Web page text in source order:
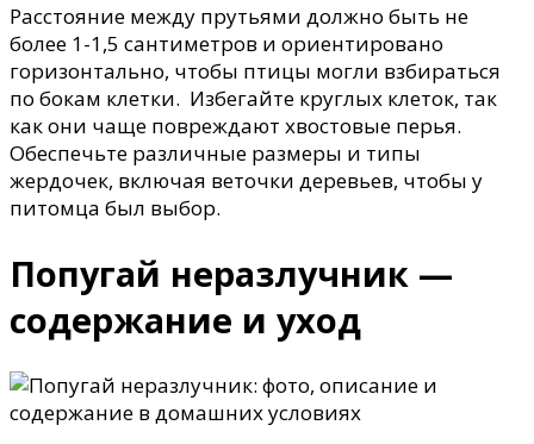
Расстояние между прутьями должно быть не
более 1-1,5 сантиметров и ориентировано
горизонтально, чтобы птицы могли взбираться
по бокам клетки. Избегайте круглых клеток, так
как они чаще повреждают хвостовые перья.
Обеспечьте различные размеры и типы
жердочек, включая веточки деревьев, чтобы у
питомца был выбор.
Попугай неразлучник —
содержание и уход